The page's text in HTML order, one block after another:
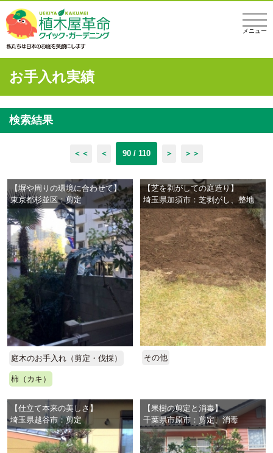
メニュー
お手入れ実績
検索結果
＜＜ ＜ 90 / 110 ＞ ＞＞
【塀や周りの環境に合わせて】
東京都杉並区：剪定
庭木のお手入れ（剪定・伐採）
柿（カキ）
【芝を剥がしての庭造り】
埼玉県加須市：芝剥がし、整地
その他
【仕立て本来の美しさ】
埼玉県越谷市：剪定
【果樹の剪定と消毒】
千葉県市原市：剪定、消毒